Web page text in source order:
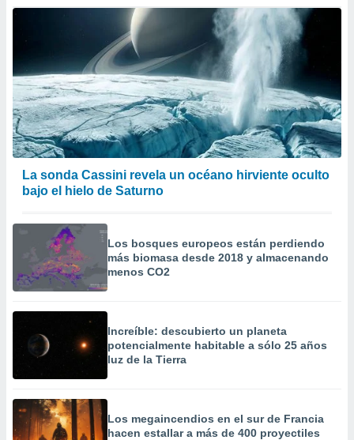
La sonda Cassini revela un océano hirviente oculto
bajo el hielo de Saturno
Los bosques europeos están perdiendo
más biomasa desde 2018 y almacenando
menos CO2
Increíble: descubierto un planeta
potencialmente habitable a sólo 25 años
luz de la Tierra
Los megaincendios en el sur de Francia
hacen estallar a más de 400 proyectiles